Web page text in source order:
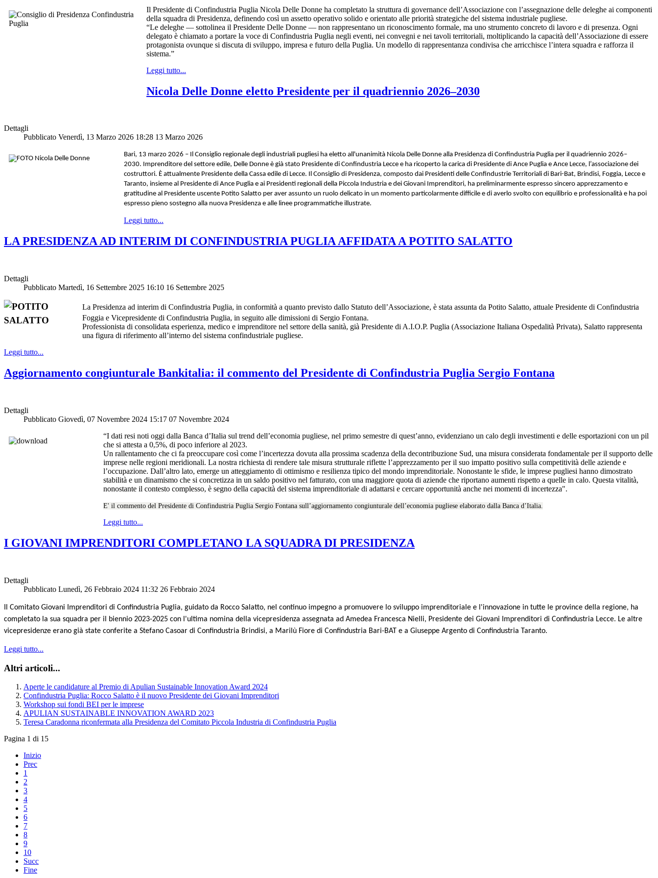
Il Presidente di Confindustria Puglia Nicola Delle Donne ha completato la struttura di governance dell’Associazione con l’assegnazione delle deleghe ai componenti
della squadra di Presidenza, definendo così un assetto operativo solido e orientato alle priorità strategiche del sistema industriale pugliese.
“Le deleghe — sottolinea il Presidente Delle Donne — non rappresentano un riconoscimento formale, ma uno strumento concreto di lavoro e di presenza. Ogni
delegato è chiamato a portare la voce di Confindustria Puglia negli eventi, nei convegni e nei tavoli territoriali, moltiplicando la capacità dell’Associazione di essere
protagonista ovunque si discuta di sviluppo, impresa e futuro della Puglia. Un modello di rappresentanza condivisa che arricchisce l’intera squadra e rafforza il
sistema.”
Leggi tutto...
Nicola Delle Donne eletto Presidente per il quadriennio 2026–2030
Dettagli
Pubblicato Venerdì, 13 Marzo 2026 18:28 13 Marzo 2026
Bari, 13 marzo 2026 – Il Consiglio regionale degli industriali pugliesi ha eletto all'unanimità Nicola Delle Donne alla Presidenza di Confindustria Puglia per il quadriennio 2026–
2030. Imprenditore del settore edile, Delle Donne è già stato Presidente di Confindustria Lecce e ha ricoperto la carica di Presidente di Ance Puglia e Ance Lecce, l’associazione dei
costruttori. È attualmente Presidente della Cassa edile di Lecce. Il Consiglio di Presidenza, composto dai Presidenti delle Confindustrie Territoriali di Bari-Bat, Brindisi, Foggia, Lecce e
Taranto, insieme al Presidente di Ance Puglia e ai Presidenti regionali della Piccola Industria e dei Giovani Imprenditori, ha preliminarmente espresso sincero apprezzamento e
gratitudine al Presidente uscente Potito Salatto per aver assunto un ruolo delicato in un momento particolarmente difficile e di averlo svolto con equilibrio e professionalità e ha poi
espresso pieno sostegno alla nuova Presidenza e alle linee programmatiche illustrate.
Leggi tutto...
LA PRESIDENZA AD INTERIM DI CONFINDUSTRIA PUGLIA AFFIDATA A POTITO SALATTO
Dettagli
Pubblicato Martedì, 16 Settembre 2025 16:10 16 Settembre 2025
La Presidenza ad interim di Confindustria Puglia, in conformità a quanto previsto dallo Statuto dell’Associazione, è stata assunta da Potito Salatto, attuale Presidente di Confindustria
Foggia e Vicepresidente di Confindustria Puglia, in seguito alle dimissioni di Sergio Fontana.
Professionista di consolidata esperienza, medico e imprenditore nel settore della sanità, già Presidente di A.I.O.P. Puglia (Associazione Italiana Ospedalità Privata), Salatto rappresenta
una figura di riferimento all’interno del sistema confindustriale pugliese.
Leggi tutto...
Aggiornamento congiunturale Bankitalia: il commento del Presidente di Confindustria Puglia Sergio Fontana
Dettagli
Pubblicato Giovedì, 07 Novembre 2024 15:17 07 Novembre 2024
“I dati resi noti oggi dalla Banca d’Italia sul trend dell’economia pugliese, nel primo semestre di quest’anno, evidenziano un calo degli investimenti e delle esportazioni con un pil
che si attesta a 0,5%, di poco inferiore al 2023.
Un rallentamento che ci fa preoccupare così come l’incertezza dovuta alla prossima scadenza della decontribuzione Sud, una misura considerata fondamentale per il supporto delle
imprese nelle regioni meridionali. La nostra richiesta di rendere tale misura strutturale riflette l’apprezzamento per il suo impatto positivo sulla competitività delle aziende e
l’occupazione. Dall’altro lato, emerge un atteggiamento di ottimismo e resilienza tipico del mondo imprenditoriale. Nonostante le sfide, le imprese pugliesi hanno dimostrato
stabilità e un dinamismo che si concretizza in un saldo positivo nel fatturato, con una maggiore quota di aziende che riportano aumenti rispetto a quelle in calo. Questa vitalità,
nonostante il contesto complesso, è segno della capacità del sistema imprenditoriale di adattarsi e cercare opportunità anche nei momenti di incertezza".
E' il commento del Presidente di Confindustria Puglia Sergio Fontana sull’aggiornamento congiunturale dell’economia pugliese elaborato dalla Banca d’Italia.
Leggi tutto...
I GIOVANI IMPRENDITORI COMPLETANO LA SQUADRA DI PRESIDENZA
Dettagli
Pubblicato Lunedì, 26 Febbraio 2024 11:32 26 Febbraio 2024
Il Comitato Giovani Imprenditori di Confindustria Puglia, guidato da Rocco Salatto, nel continuo impegno a promuovere lo sviluppo imprenditoriale e l'innovazione in tutte le province della regione, ha
completato la sua squadra per il biennio 2023-2025 con l'ultima nomina della vicepresidenza assegnata ad Amedea Francesca Nielli, Presidente dei Giovani Imprenditori di Confindustria Lecce. Le altre
vicepresidenze erano già state conferite a Stefano Casoar di Confindustria Brindisi, a Marilù Fiore di Confindustria Bari-BAT e a Giuseppe Argento di Confindustria Taranto.
Leggi tutto...
Altri articoli...
Aperte le candidature al Premio di Apulian Sustainable Innovation Award 2024
Confindustria Puglia: Rocco Salatto è il nuovo Presidente dei Giovani Imprenditori
Workshop sui fondi BEI per le imprese
APULIAN SUSTAINABLE INNOVATION AWARD 2023
Teresa Caradonna riconfermata alla Presidenza del Comitato Piccola Industria di Confindustria Puglia
Pagina 1 di 15
Inizio
Prec
1
2
3
4
5
6
7
8
9
10
Succ
Fine